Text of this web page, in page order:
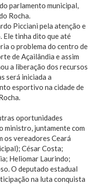
parlamento municipal,
Rocha.
Picciani pela atenção e
Ele tinha dito que até
o problema do centro de
de Açailândia e assim
a liberação dos recursos
será iniciada a
esportivo na cidade de
oportunidades
ministro, juntamente com
os vereadores Ceará
César Costa;
Heliomar Laurindo;
O deputado estadual
na luta conquista